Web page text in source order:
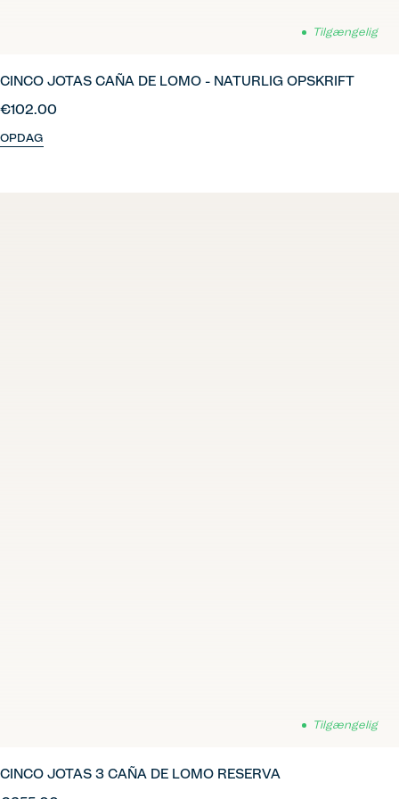
Tilgængelig
CINCO JOTAS CAÑA DE LOMO - NATURLIG OPSKRIFT
€102.00
OPDAG
Tilgængelig
CINCO JOTAS 3 CAÑA DE LOMO RESERVA